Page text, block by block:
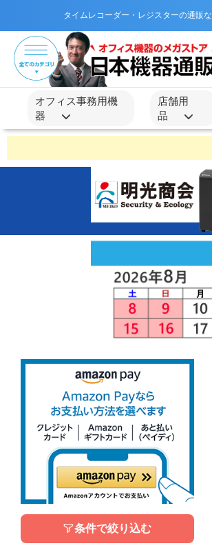
タイムレコーダー・レジスターの通販
オフィス事務用機
器
店舗用
品
条件で絞り込む